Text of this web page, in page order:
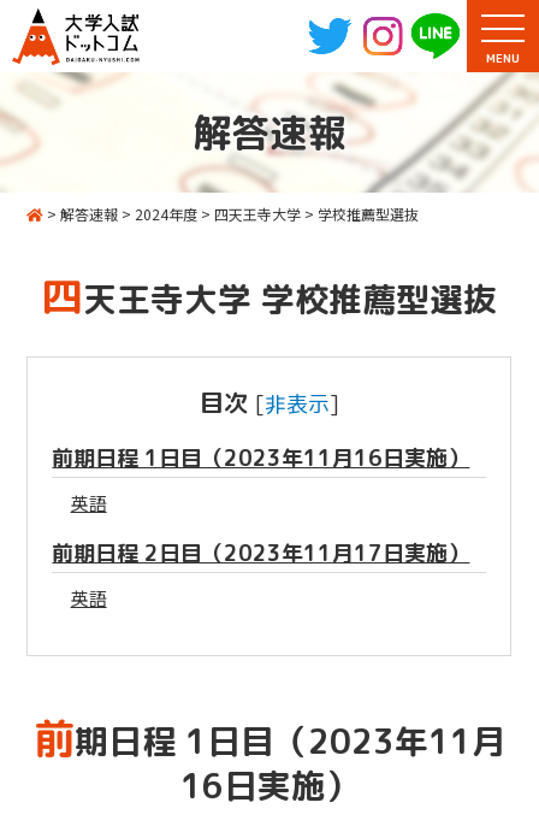
MENU
解答速報
>解答速報 > 2024年度 > 四天王寺大学 > 学校推薦型選抜
四天王寺大学 学校推薦型選抜
目次 [非表示]
前期日程 1日目（2023年11月16日実施）
英語
前期日程 2日目（2023年11月17日実施）
英語
前期日程 1日目（2023年11月
16日実施）